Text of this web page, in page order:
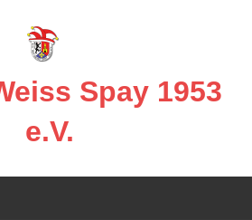
Spay 1953
e.V.